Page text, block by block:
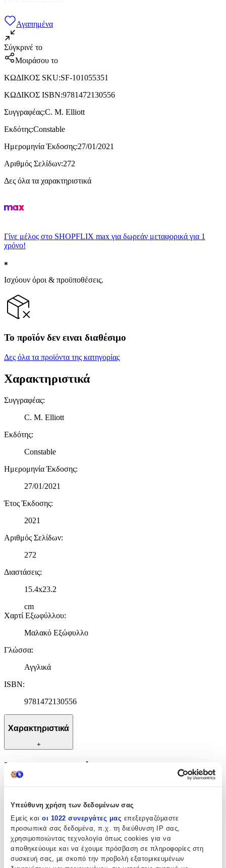
Υπεύθυνη χρήση των δεδομένων σας
Εμείς και οι 1022 συνεργάτες μας επεξεργαζόμαστε
προσωπικά σας δεδομένα, π.χ. τη διεύθυνση IP σας,
χρησιμοποιώντας τεχνολογία όπως cookies για να
αποθηκεύουμε και να έχουμε πρόσβαση σε πληροφορίες στη
συσκευή σας, με σκοπό την προβολή εξατομικευμένων
Αγαπημένα
Σύγκρινέ το
Μοιράσου το
ΚΩΔΙΚΟΣ SKU:SF-101055351
ΚΩΔΙΚΟΣ ISBN:9781472130556
Συγγραφέας:C. M. Elliott
Εκδότης:Constable
Ημερομηνία Έκδοσης:27/01/2021
Αριθμός Σελίδων:272
Δες όλα τα χαρακτηριστικά
Γίνε μέλος στο SHOPFLIX max για δωρεάν μεταφορικά για 1
χρόνο!
Ισχύουν όροι & προϋποθέσεις.
Το προϊόν δεν ειναι διαθέσιμο
Δες όλα τα προϊόντα της κατηγορίας
Χαρακτηριστικά
Συγγραφέας:
C. M. Elliott
Εκδότης:
Constable
Ημερομηνία Έκδοσης:
27/01/2021
Έτος Έκδοσης:
2021
Αριθμός Σελίδων:
272
Διαστάσεις:
15.4x23.2
cm
Χαρτί Εξωφύλλου:
Μαλακό Εξώφυλλο
Γλώσσα:
Αγγλικά
ISBN:
9781472130556
Χαρακτηριστικά
+
Χαρακτηριστικά
Συγγραφέας:
C. M. Elliott
Εκδότης:
Constable
Ημερομηνία Έκδοσης: